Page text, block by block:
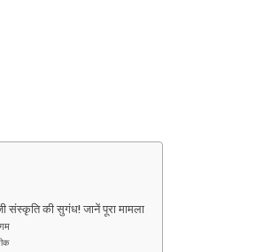
पूरा
संस्कृति की सुगंध! जानें पूरा मामला